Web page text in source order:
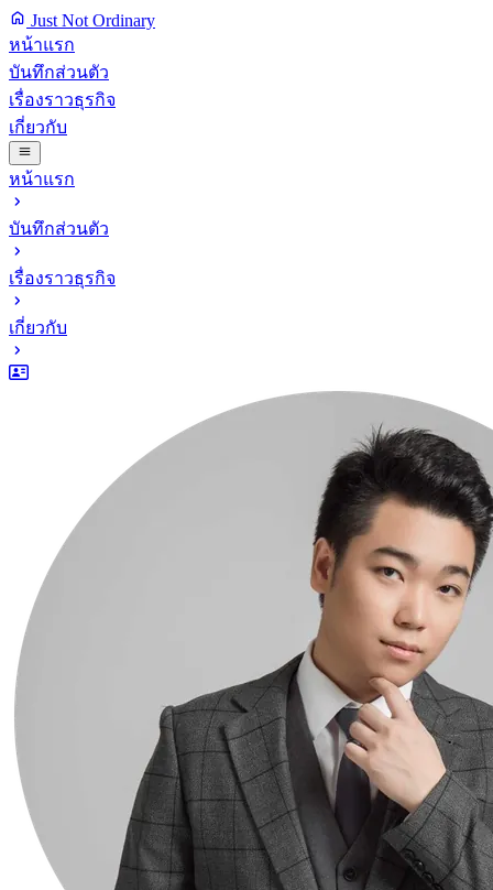
Just Not Ordinary
หน้าแรก
บันทึกส่วนตัว
เรื่องราวธุรกิจ
เกี่ยวกับ
หน้าแรก
บันทึกส่วนตัว
เรื่องราวธุรกิจ
เกี่ยวกับ